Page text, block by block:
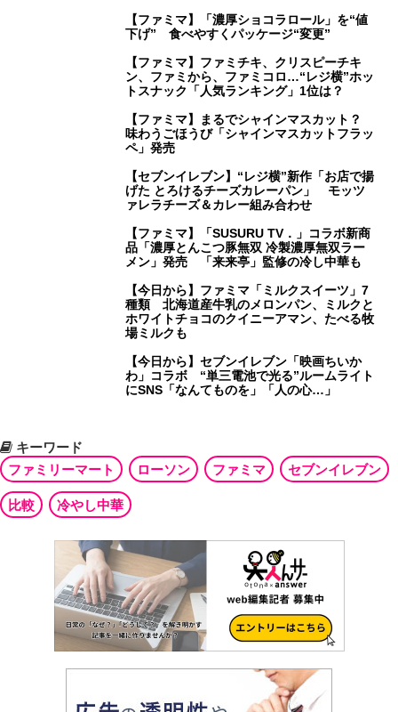
【ファミマ】「濃厚ショコラロール」を“値
下げ” 食べやすくパッケージ“変更”
【ファミマ】ファミチキ、クリスピーチキ
ン、ファミから、ファミコロ…“レジ横”ホッ
トスナック「人気ランキング」1位は？
【ファミマ】まるでシャインマスカット？
味わうごほうび「シャインマスカットフラッ
ペ」発売
【セブンイレブン】“レジ横”新作「お店で揚
げた とろけるチーズカレーパン」 モッツ
ァレラチーズ＆カレー組み合わせ
【ファミマ】「SUSURU TV．」コラボ新商
品「濃厚とんこつ豚無双 冷製濃厚無双ラー
メン」発売 「来来亭」監修の冷し中華も
【今日から】ファミマ「ミルクスイーツ」7
種類 北海道産牛乳のメロンパン、ミルクと
ホワイトチョコのクイニーアマン、たべる牧
場ミルクも
【今日から】セブンイレブン「映画ちいか
わ」コラボ “単三電池で光る”ルームライト
にSNS「なんてものを」「人の心…」
キーワード
ファミリーマート
ローソン ファミマ セブンイレブン
比較 冷やし中華